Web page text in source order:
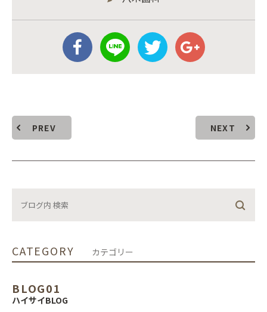
PREV NEXT
CATEGORY カテゴリー
BLOG01
ハイサイBLOG